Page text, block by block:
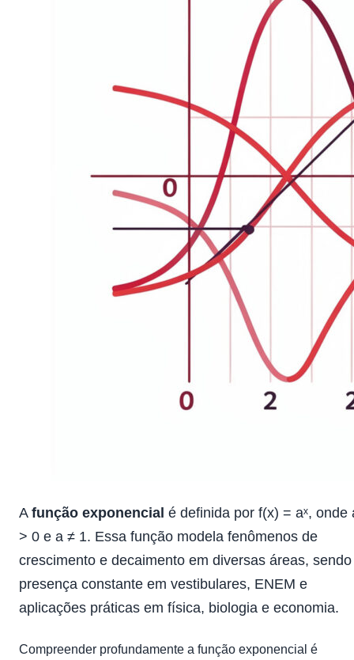
A função exponencial é definida por f(x) = aˣ, onde
> 0 e a ≠ 1. Essa função modela fenômenos de
crescimento e decaimento em diversas áreas, sendo
presença constante em vestibulares, ENEM e
aplicações práticas em física, biologia e economia.
Compreender profundamente a função exponencial é